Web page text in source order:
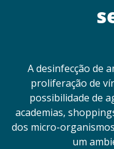
A desinfecção de
proliferação de
possibilidade de
academias,
dos micro-
um